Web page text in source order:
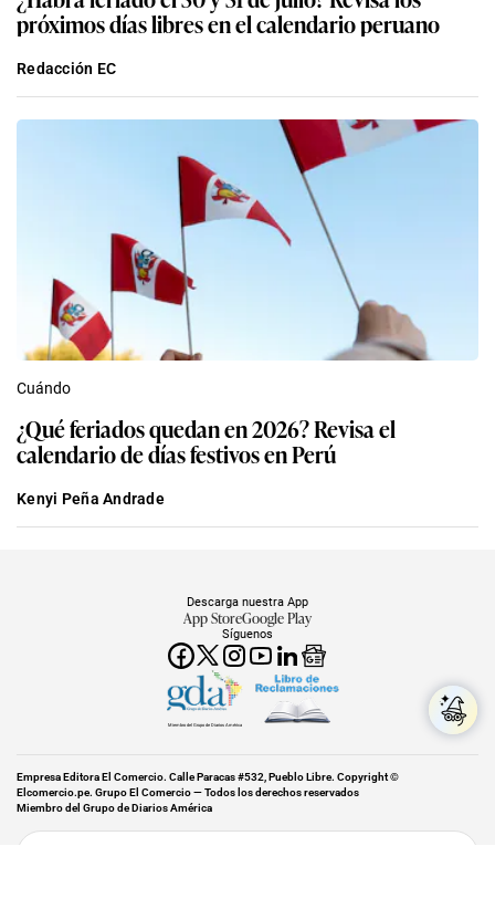
próximos días libres en el calendario peruano
Redacción EC
Cuándo
¿Qué feriados quedan en 2026? Revisa el
calendario de días festivos en Perú
Kenyi Peña Andrade
Síguenos
Descarga nuestra App
App StoreGoogle Play
Miembro del Grupo de Diarios América
Empresa Editora El Comercio. Calle Paracas #532, Pueblo Libre. Copyright ©
Elcomercio.pe. Grupo El Comercio — Todos los derechos reservados
Miembro del Grupo de Diarios América